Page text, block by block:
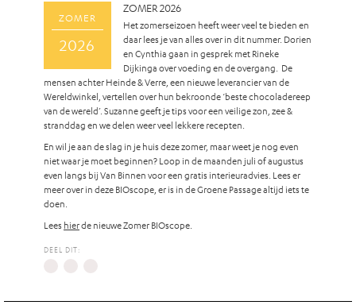
ZOMER
2026
ZOMER 2026
Het zomerseizoen heeft weer veel te bieden en
daar lees je van alles over in dit nummer. Dorien
en Cynthia gaan in gesprek met Rineke
Dijkinga over voeding en de overgang. De
mensen achter Heinde & Verre, een nieuwe leverancier van de
Wereldwinkel, vertellen over hun bekroonde ‘beste chocoladereep
van de wereld’. Suzanne geeft je tips voor een veilige zon, zee &
stranddag en we delen weer veel lekkere recepten.
En wil je aan de slag in je huis deze zomer, maar weet je nog even
niet waar je moet beginnen? Loop in de maanden juli of augustus
even langs bij Van Binnen voor een gratis interieuradvies. Lees er
meer over in deze BIOscope, er is in de Groene Passage altijd iets te
doen.
Leeshierde nieuwe Zomer BIOscope.
DEEL DIT: